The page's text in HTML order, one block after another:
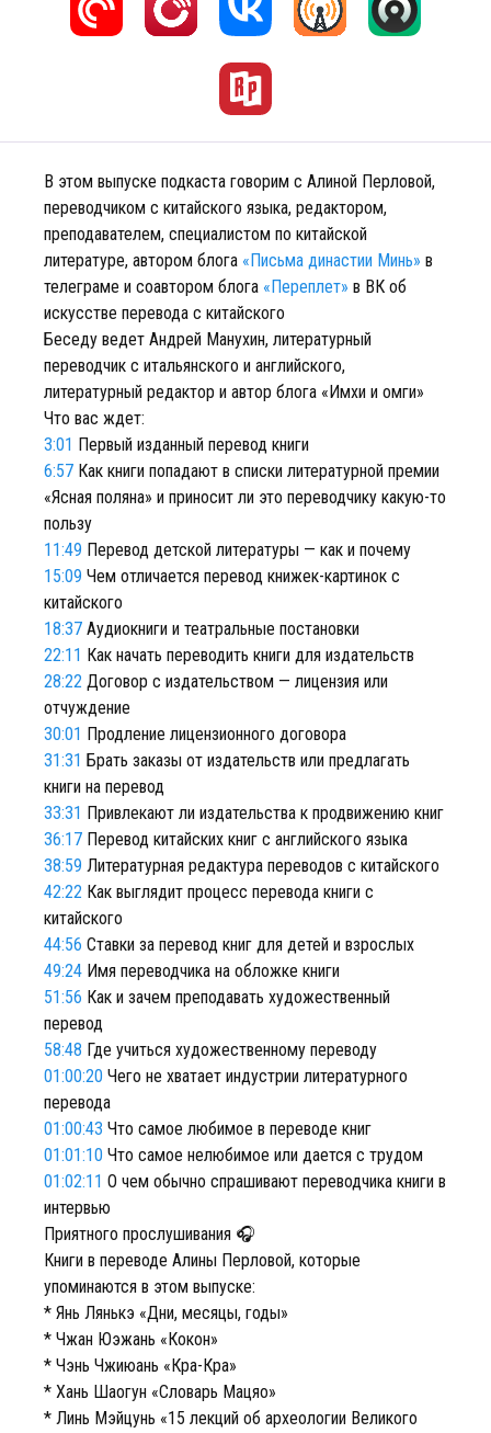
В этом выпуске подкаста говорим с Алиной Перловой,
переводчиком с китайского языка, редактором,
преподавателем, специалистом по китайской
литературе, автором блога «Письма династии Минь» в
телеграме и соавтором блога «Переплет» в ВК об
искусстве перевода с китайского
Беседу ведет Андрей Манухин, литературный
переводчик с итальянского и английского,
литературный редактор и автор блога «Имхи и омги»
Что вас ждет:
3:01 Первый изданный перевод книги
6:57 Как книги попадают в списки литературной премии
«Ясная поляна» и приносит ли это переводчику какую-то
пользу
11:49 Перевод детской литературы — как и почему
15:09 Чем отличается перевод книжек-картинок с
китайского
18:37 Аудиокниги и театральные постановки
22:11 Как начать переводить книги для издательств
28:22 Договор с издательством — лицензия или
отчуждение
30:01 Продление лицензионного договора
31:31 Брать заказы от издательств или предлагать
книги на перевод
33:31 Привлекают ли издательства к продвижению книг
36:17 Перевод китайских книг с английского языка
38:59 Литературная редактура переводов с китайского
42:22 Как выглядит процесс перевода книги с
китайского
44:56 Ставки за перевод книг для детей и взрослых
49:24 Имя переводчика на обложке книги
51:56 Как и зачем преподавать художественный
перевод
58:48 Где учиться художественному переводу
01:00:20 Чего не хватает индустрии литературного
перевода
01:00:43 Что самое любимое в переводе книг
01:01:10 Что самое нелюбимое или дается с трудом
01:02:11 О чем обычно спрашивают переводчика книги в
интервью
Приятного прослушивания 🎧
Книги в переводе Алины Перловой, которые
упоминаются в этом выпуске:
* Янь Лянькэ «Дни, месяцы, годы»
* Чжан Юэжань «Кокон»
* Чэнь Чжиюань «Кра-Кра»
* Хань Шаогун «Словарь Мацяо»
* Линь Мэйцунь «15 лекций об археологии Великого